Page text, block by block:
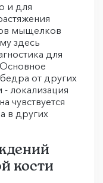
и для
мыщелков
здесь
для
Основное
от других
локализация
чувствуется
в других
кости